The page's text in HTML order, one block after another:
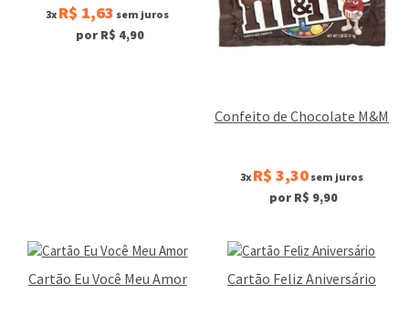
3x R$ 1,63 sem juros
por R$ 4,90
Confeito de Chocolate M&M
3x R$ 3,30sem juros
por R$ 9,90
Cartão Eu Você Meu Amor Cartão Feliz Aniversário